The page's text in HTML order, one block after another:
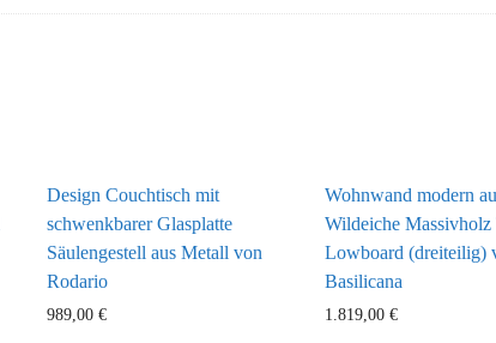
Design Couchtisch mit
schwenkbarer Glasplatte
Säulengestell aus Metall von
Rodario
989,00€
Wohnwand modern
Wildeiche
Lowboard (dreiteilig)
Basilicana
1.819,00 €